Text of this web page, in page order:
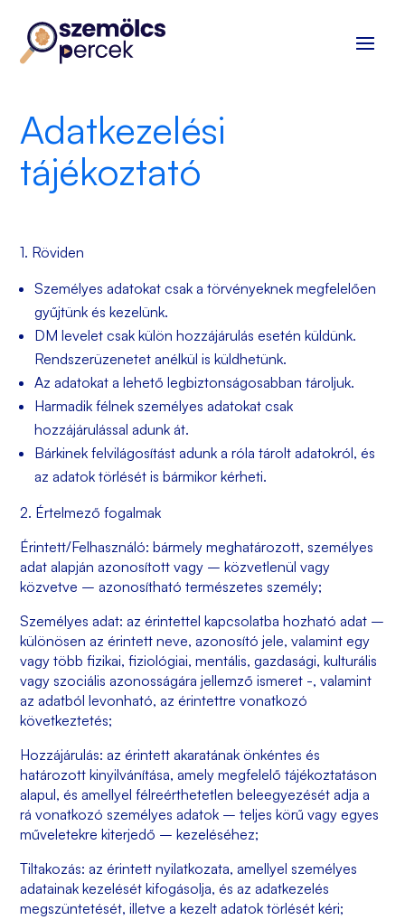
Adatkezelési
tájékoztató
1. Röviden
Személyes adatokat csak a törvényeknek megfelelően
gyűjtünk és kezelünk.
DM levelet csak külön hozzájárulás esetén küldünk.
Rendszerüzenetet anélkül is küldhetünk.
Az adatokat a lehető legbiztonságosabban tároljuk.
Harmadik félnek személyes adatokat csak
hozzájárulással adunk át.
Bárkinek felvilágosítást adunk a róla tárolt adatokról, és
az adatok törlését is bármikor kérheti.
2. Értelmező fogalmak
Érintett/Felhasználó: bármely meghatározott, személyes
adat alapján azonosított vagy – közvetlenül vagy
közvetve – azonosítható természetes személy;
Személyes adat: az érintettel kapcsolatba hozható adat –
különösen az érintett neve, azonosító jele, valamint egy
vagy több fizikai, fiziológiai, mentális, gazdasági, kulturális
vagy szociális azonosságára jellemző ismeret -, valamint
az adatból levonható, az érintettre vonatkozó
következtetés;
Hozzájárulás: az érintett akaratának önkéntes és
határozott kinyilvánítása, amely megfelelő tájékoztatáson
alapul, és amellyel félreérthetetlen beleegyezését adja a
rá vonatkozó személyes adatok – teljes körű vagy egyes
műveletekre kiterjedő – kezeléséhez;
Tiltakozás: az érintett nyilatkozata, amellyel személyes
adatainak kezelését kifogásolja, és az adatkezelés
megszüntetését, illetve a kezelt adatok törlését kéri;